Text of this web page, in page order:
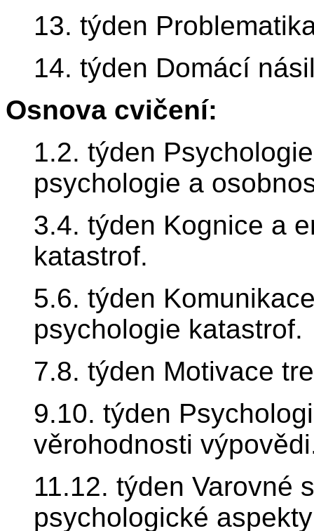
13. týden
14. týden Domácí
Osnova cvičení:
1.2. týden
psychologie a
3.4. týden Kognice a
katastrof.
5.6. týden
psychologie katastrof.
7.8. týden Motivace
9.10. týden
věrohodnosti
11.12. týden Varovné
psychologické